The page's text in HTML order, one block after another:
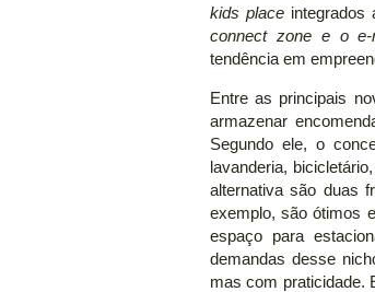
kids place integrados
connect zone e o e-
tendência em
Entre as principais
armazenar
Segundo ele, o
lavanderia, bicicletário,
alternativa são duas
exemplo, são ótimos
espaço para
demandas desse
mas com praticidade.